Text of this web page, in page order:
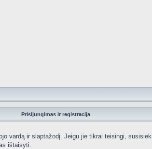
Prisijungimas ir registracija
vardą ir slaptažodį. Jeigu jie tikrai teisingi,
ištaisyti.